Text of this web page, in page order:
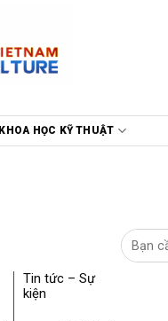
KHOA HỌC KỸ THUẬT
Tin tức – Sự
kiện